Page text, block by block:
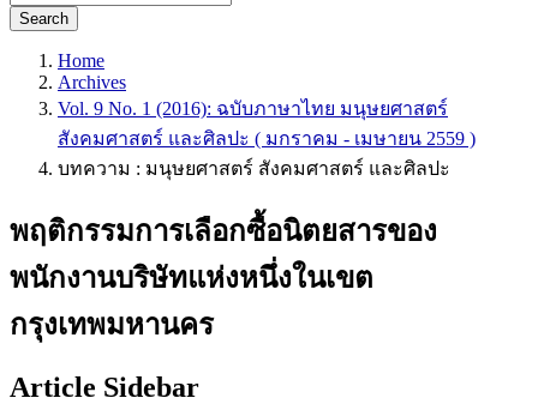
Search
Home
Archives
Vol. 9 No. 1 (2016): ฉบับภาษาไทย มนุษยศาสตร์
สังคมศาสตร์ และศิลปะ ( มกราคม - เมษายน 2559 )
บทความ : มนุษยศาสตร์ สังคมศาสตร์ และศิลปะ
พฤติกรรมการเลือกซื้อนิตยสารของ
พนักงานบริษัทแห่งหนึ่งในเขต
กรุงเทพมหานคร
Article Sidebar